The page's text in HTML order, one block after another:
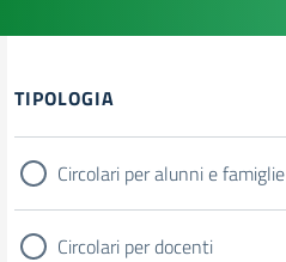
TIPOLOGIA
Circolari per alunni e famiglie
Circolari per docenti